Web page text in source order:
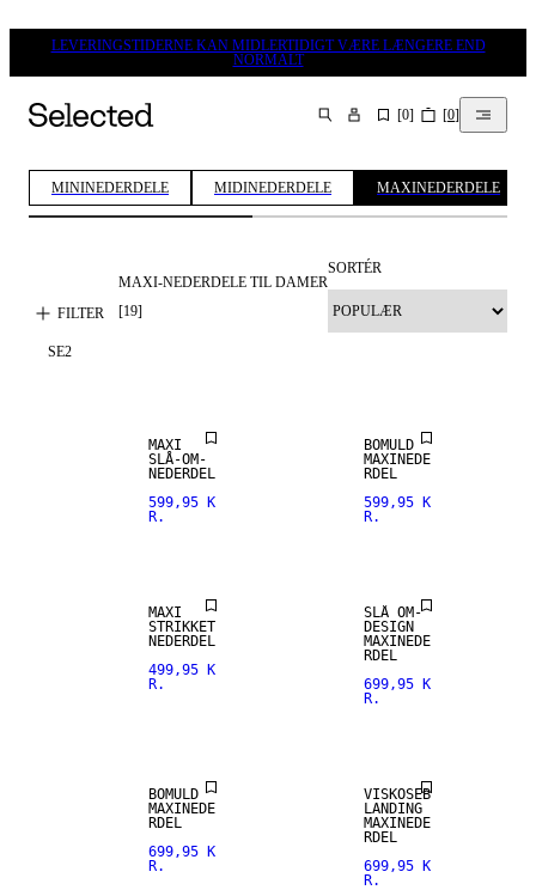
LEVERINGSTIDERNE KAN MIDLERTIDIGT VÆRE LÆNGERE END
NORMALT
SØG [0] [0]
MININEDERDELE MIDINEDERDELE MAXINEDERDELE
FILTER
MAXI-NEDERDELE TIL DAMER
[19]
SORTÉR
SE2
MAXI
SLÅ-OM-
NEDERDEL
599,95 K
R.
BOMULD
MAXINEDE
RDEL
599,95 K
R.
MAXI
STRIKKET
NEDERDEL
499,95 K
R.
SLÅ OM-
DESIGN
MAXINEDE
RDEL
699,95 K
R.
BOMULD
MAXINEDE
RDEL
699,95 K
R.
VISKOSEB
LANDING
MAXINEDE
RDEL
699,95 K
R.